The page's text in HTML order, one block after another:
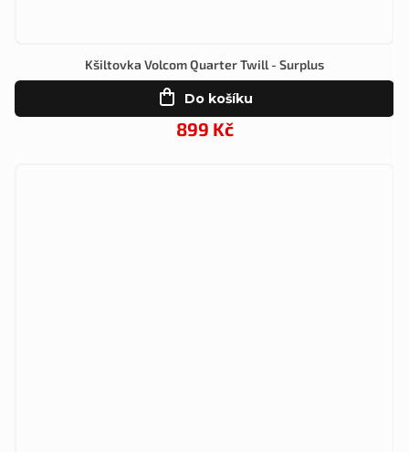
Kšiltovka Volcom Quarter Twill - Surplus
899 Kč
Do košíku